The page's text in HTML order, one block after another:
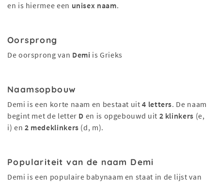
en is hiermee een unisex naam.
Oorsprong
De oorsprong van Demi is Grieks
Naamsopbouw
Demi is een korte naam en bestaat uit4 letters. De naam
begint met de letter D en is opgebouwd uit 2 klinkers (e,
i) en 2 medeklinkers (d, m).
Populariteit van de naam Demi
Demi is een populaire babynaam en staat in de lijst van